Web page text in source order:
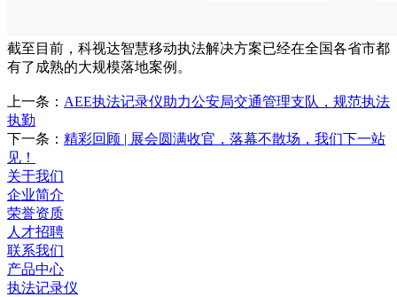
截至目前，科视达智慧移动执法解决方案已经在全国各省市都
有了成熟的大规模落地案例。
上一条： AEE执法记录仪助力公安局交通管理支队，规范执法
执勤
下一条： 精彩回顾 | 展会圆满收官，落幕不散场，我们下一站
见！
关于我们
企业简介
荣誉资质
人才招聘
联系我们
产品中心
执法记录仪